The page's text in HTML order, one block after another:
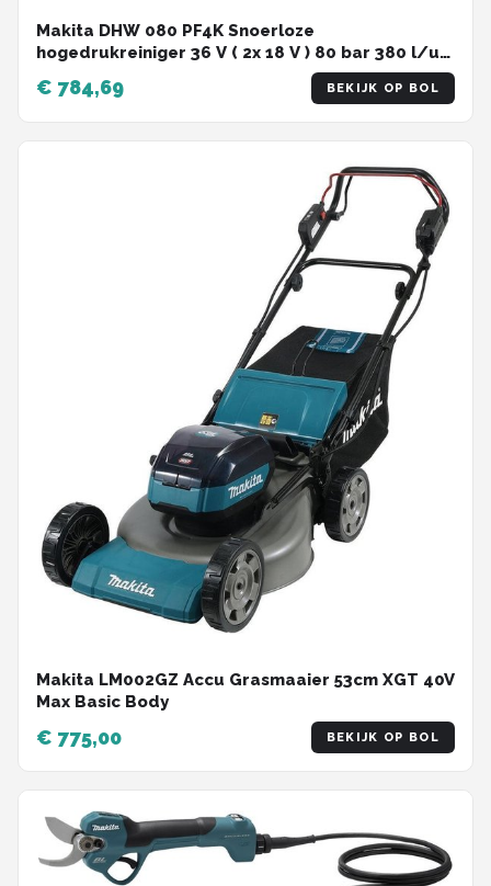
Makita DHW 080 PF4K Snoerloze
hogedrukreiniger 36 V ( 2x 18 V ) 80 bar 380 l/u
Borstelloos + 4x oplaadbare accu 3.0 Ah +
dubbele lader
€ 784,69 BEKIJK OP BOL
Makita LM002GZ Accu Grasmaaier 53cm XGT 40V
Max Basic Body
€ 775,00 BEKIJK OP BOL